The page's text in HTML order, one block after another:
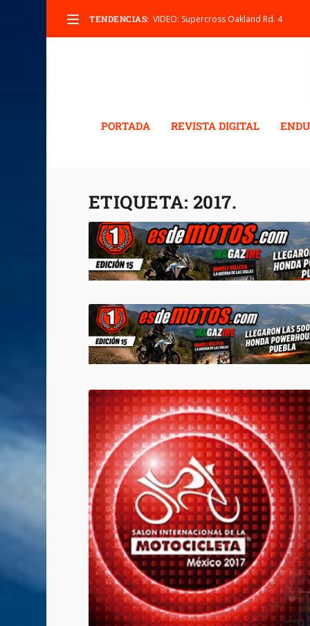
TENDENCIAS: VIDEO: Supercross Oakland Rd. 4
PORTADA REVISTA DIGITAL
ETIQUETA: 2017.